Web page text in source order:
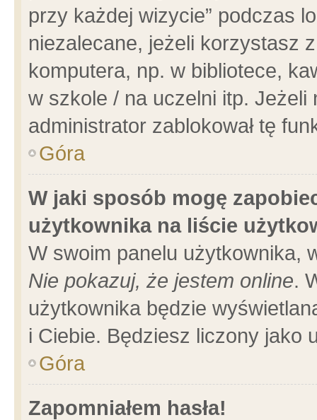
przy każdej wizycie” podczas
niezalecane, jeżeli korzystasz
komputera, np. w bibliotece,
w szkole / na uczelni itp.
administrator zablokował tę
Góra
W jaki sposób mogę
użytkownika na liście
W swoim panelu użytkownika,
Nie pokazuj, że jestem online.
użytkownika będzie
i Ciebie. Będziesz liczony jako
Góra
Zapomniałem hasła!